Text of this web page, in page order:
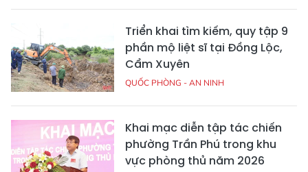
Triển khai tìm kiếm, quy tập 9
phần mộ liệt sĩ tại Đồng Lộc,
Cẩm Xuyên
QUỐC PHÒNG - AN NINH
Khai mạc diễn tập tác chiến
phường Trần Phú trong khu
vực phòng thủ năm 2026